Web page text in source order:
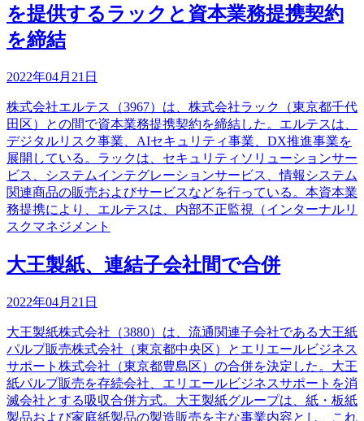
を提供するラックと資本業務提携契約
を締結
2022年04月21日
株式会社エルテス（3967）は、株式会社ラック（東京都千代
田区）との間で資本業務提携契約を締結した。エルテスは、
デジタルリスク事業、AIセキュリティ事業、DX推進事業を
展開している。ラックは、セキュリティソリューションサー
ビス、システムインテグレーションサービス、情報システム
関連商品の販売およびサービスなどを行っている。本資本業
務提携により、エルテスは、内部不正監視（インターナルリ
スクマネジメント
大王製紙、連結子会社間で合併
2022年04月21日
大王製紙株式会社（3880）は、流通関連子会社である大王紙
パルプ販売株式会社（東京都中央区）とエリエールビジネス
サポート株式会社（東京都豊島区）の合併を決定した。大王
紙パルプ販売を存続会社、エリエールビジネスサポートを消
滅会社とする吸収合併方式。大王製紙グループは、紙・板紙
製品および家庭紙製品の製造販売を主な事業内容とし、これ